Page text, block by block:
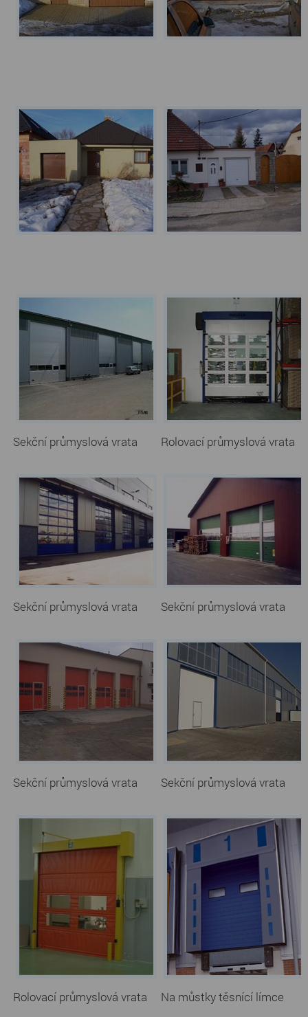
Sekční průmyslová vrata Rolovací průmyslová vrata
Sekční průmyslová vrata Sekční průmyslová vrata
Sekční průmyslová vrata Sekční průmyslová vrata
Rolovací průmyslová vrata Na můstky těsnící límce